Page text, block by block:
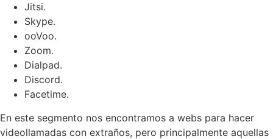
Jitsi.
Skype.
ooVoo.
Zoom.
Dialpad.
Discord.
Facetime.
En este segmento nos encontramos a webs para hacer
videollamadas con extraños, pero principalmente aquellas